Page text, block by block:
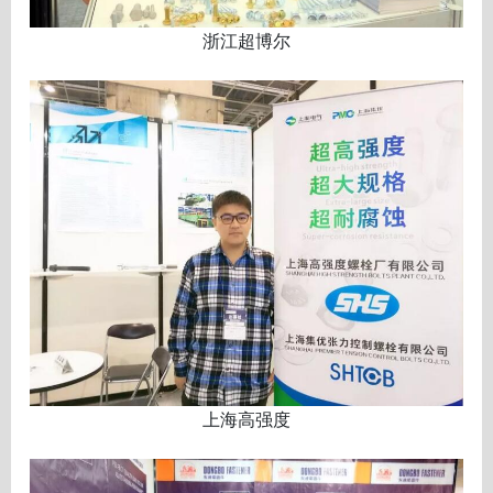
浙江超博尔
上海高强度